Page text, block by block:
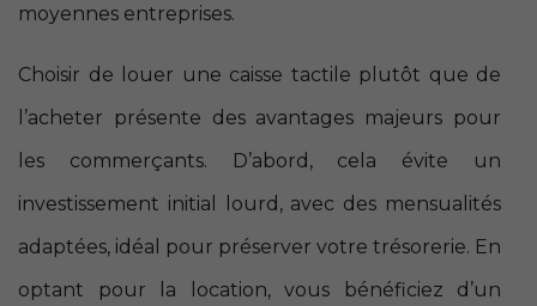
moyennes entreprises.
Choisir de louer une caisse tactile plutôt que de
l’acheter présente des avantages majeurs pour
les commerçants. D’abord, cela évite un
investissement initial lourd, avec des mensualités
adaptées, idéal pour préserver votre trésorerie. En
optant pour la location, vous bénéficiez d’un